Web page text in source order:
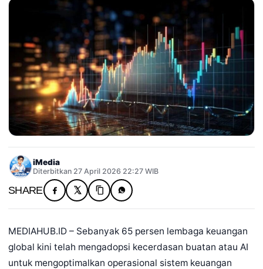
iMedia
Diterbitkan 27 April 2026 22:27 WIB
SHARE
MEDIAHUB.ID – Sebanyak 65 persen lembaga keuangan
global kini telah mengadopsi kecerdasan buatan atau AI
untuk mengoptimalkan operasional sistem keuangan